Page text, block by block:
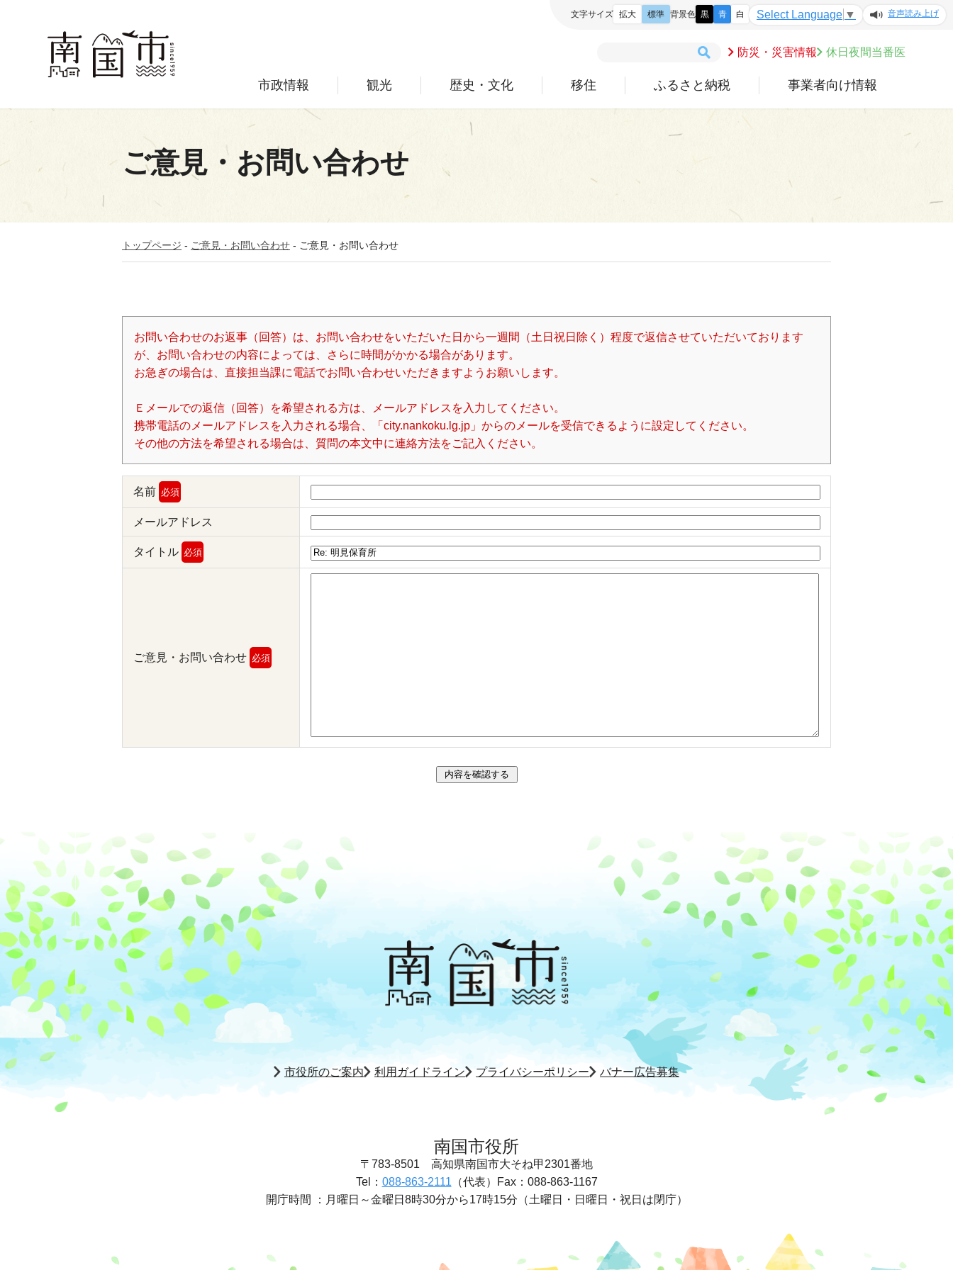
防災・災害情報 休日夜間当番医
市政情報 観光 歴史・文化 移住 ふるさと納税 事業者向け情報
文字サイズ 拡大 標準 背景色 黒 青 白 Select Language ▼ 音声読み上げ
ご意見・お問い合わせ
トップページ - ご意見・お問い合わせ - ご意見・お問い合わせ
お問い合わせのお返事（回答）は、お問い合わせをいただいた日から一週間（土日祝日除く）程度で返信させていただいております
が、お問い合わせの内容によっては、さらに時間がかかる場合があります。
お急ぎの場合は、直接担当課に電話でお問い合わせいただきますようお願いします。
Ｅメールでの返信（回答）を希望される方は、メールアドレスを入力してください。
携帯電話のメールアドレスを入力される場合、「city.nankoku.lg.jp」からのメールを受信できるように設定してください。
その他の方法を希望される場合は、質問の本文中に連絡方法をご記入ください。
名前 必須
メールアドレス
タイトル 必須
ご意見・お問い合わせ 必須
市役所のご案内 利用ガイドライン プライバシーポリシー バナー広告募集
南国市役所
〒783-8501 高知県南国市大そね甲2301番地
Tel： 088-863-2111 （代表）
Fax：088-863-1167
開庁時間 ： 月曜日～金曜日8時30分から17時15分 （土曜日・日曜日・祝日は閉庁）